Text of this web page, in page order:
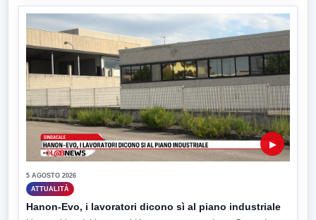
▶
5 AGOSTO 2026
ATTUALITÀ
Hanon-Evo, i lavoratori dicono sì al piano industriale